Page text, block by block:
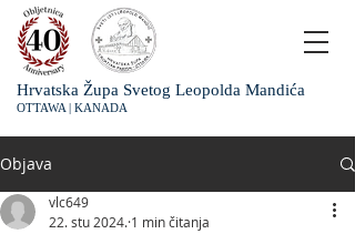
Hrvatska Župa Svetog Leopolda Mandića
OTTAWA | KANADA
Objava
vlc649
22. stu 2024. 1 min čitanja